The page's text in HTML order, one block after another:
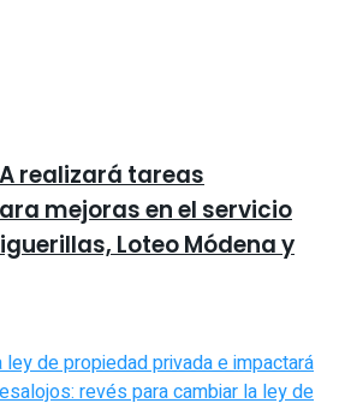
realizará tareas
mejoras en el servicio
Loteo Módena y